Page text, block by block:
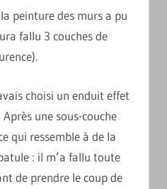
peinture des murs a pu
fallu 3 couches de
choisi un enduit effet
une sous-couche
qui ressemble à de la
: il m’a fallu toute
de prendre le coup de